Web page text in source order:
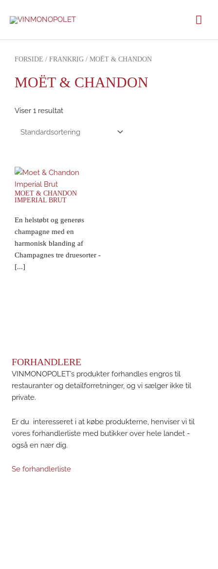
FORSIDE / FRANKRIG / MOËT & CHANDON
MOËT & CHANDON
Viser 1 resultat
MOET & CHANDON
IMPERIAL BRUT
En helstøbt og generøs
champagne med en
harmonisk blanding af
Champagnes tre druesorter -
[...]
FORHANDLERE
VINMONOPOLET’s produkter forhandles engros til
restauranter og detailforretninger, og vi sælger ikke til
private.
Er du interesseret i at købe produkterne, henviser vi til
vores forhandlerliste med butikker over hele landet -
også en nær dig.
Se forhandlerliste